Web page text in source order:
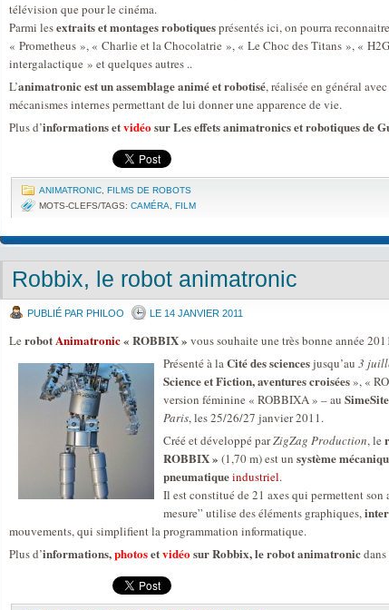
télévision que pour le cinéma.
Parmi lesextraits et montages robotiquesprésentés ici, on pourra
« Prometheus », « Charlie et la Chocolatrie », « Le Choc des Titans », «
intergalactique » et quelques autres ..
L’animatronic est un assemblage animé et robotisé, réalisée en général
mécanismes internes permettant de lui donner une apparence de vie.
Plus d’informations etvidéosur Les effets animatronics et robotiques de
ANIMATRONIC FILMS DE ROBOTS
MOTS-CLEFS/TAGS: CAMÉRA FILM
Robbix, le robot animatronic
PUBLIÉ PAR PHILOO LE 14 JANVIER 2011
Le robotAnimatronic« ROBBIX » vous souhaite une très bonne année
Présenté à laCité des sciencesjusqu’au 3
Science et Fiction, aventures croisées», «
version féminine « ROBBIXA » – au
Paris, les 25/26/27 janvier 2011.
Créé et développé parZigZag Production, le
ROBBIX » (1,70 m) est un système
pneumatiqueindustriel.
Il est constitué de 21 axes qui permettent
mesure” utilise des éléments graphiques,
mouvements, qui simplifient la programmation informatique.
Plus d’informations,photosetvidéosur Robbix, le robot animatronic